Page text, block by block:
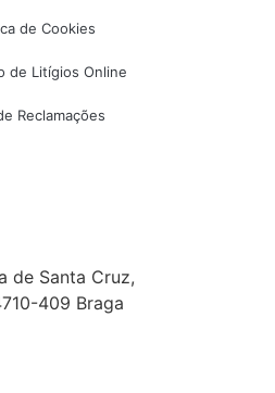
de Cookies
de Litígios Online
Reclamações
de Santa Cruz,
409 Braga